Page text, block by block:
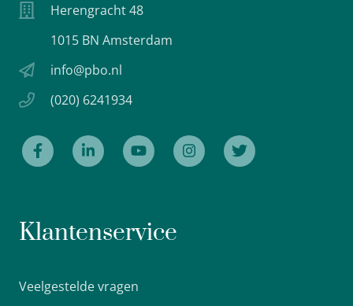
Herengracht 48
1015 BN Amsterdam
info@pbo.nl
(020) 6241934
Klantenservice
Veelgestelde vragen